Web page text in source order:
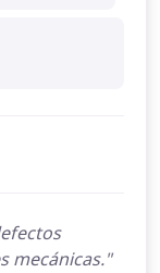
mecánicas."